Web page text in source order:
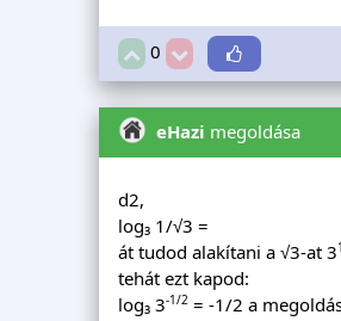
0
eHazi megoldása
d2,
log₃ 1/√3 =
át tudod alakítani a √3-at 3
tehát ezt kapod:
log₃ 3-1/2= -1/2 a